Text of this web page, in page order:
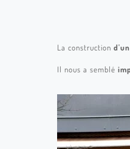
La construction
Il nous a semblé